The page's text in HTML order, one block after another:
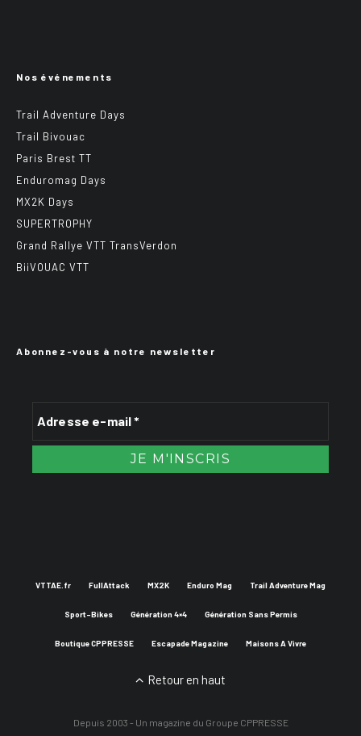
Nos événements
Trail Adventure Days
Trail Bivouac
Paris Brest TT
Enduromag Days
MX2K Days
SUPERTROPHY
Grand Rallye VTT TransVerdon
BiiVOUAC VTT
Abonnez-vous à notre newsletter
VTTAE.fr FullAttack MX2K Enduro Mag Trail Adventure Mag
Sport-Bikes Génération 4×4 Génération Sans Permis
Boutique CPPRESSE Escapade Magazine Maisons A Vivre
Retour en haut
Depuis 2003 - Un magazine du Groupe CPPRESSE